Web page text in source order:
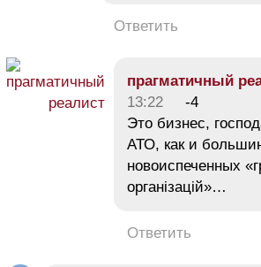
Ответить
прагматичный
13:22
-4
Это бизнес,
АТО, как и
новоиспеченных
організацій»…
Ответить